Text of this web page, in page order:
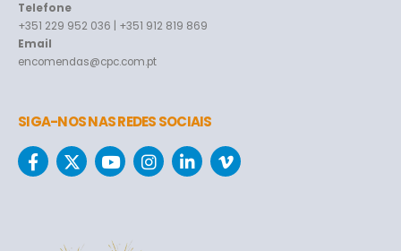
Telefone
+351 229 952 036 | +351 912 819 869
Email
encomendas@cpc.com.pt
SIGA-NOS NAS REDES SOCIAIS